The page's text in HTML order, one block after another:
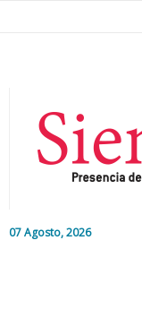
07 Agosto, 2026